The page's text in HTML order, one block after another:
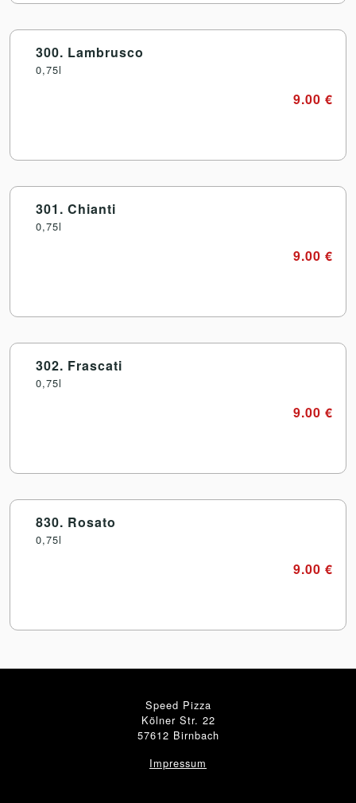
300. Lambrusco
0,75l
9.00 €
301. Chianti
0,75l
9.00 €
302. Frascati
0,75l
9.00 €
830. Rosato
0,75l
9.00 €
Speed Pizza
Kölner Str. 22
57612 Birnbach
Impressum